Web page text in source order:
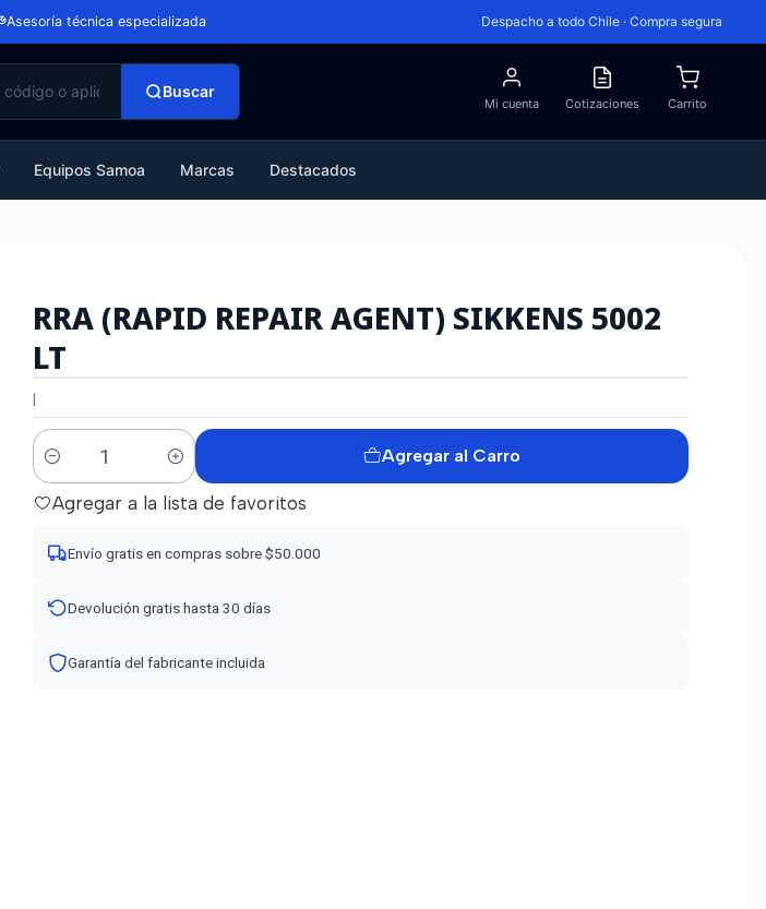
Asesoría técnica especializada Despacho a todo Chile · Compra segura
Buscar
Mi cuenta Cotizaciones Carrito
Equipos Samoa Marcas Destacados
|
RRA (RAPID REPAIR AGENT) SIKKENS 5002
LT
Cantidad
Agregar al Carro
Agregar a la lista de favoritos
Envío gratis en compras sobre $50.000
Devolución gratis hasta 30 días
Garantía del fabricante incluida